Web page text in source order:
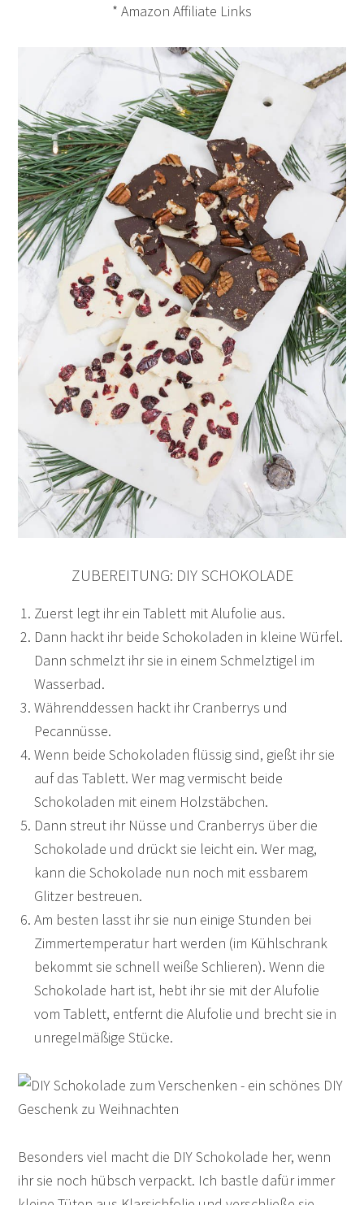
* Amazon Affiliate Links
ZUBEREITUNG: DIY SCHOKOLADE
Zuerst legt ihr ein Tablett mit Alufolie aus.
Dann hackt ihr beide Schokoladen in kleine Würfel.
Dann schmelzt ihr sie in einem Schmelztigel im
Wasserbad.
Währenddessen hackt ihr Cranberrys und
Pecannüsse.
Wenn beide Schokoladen flüssig sind, gießt ihr sie
auf das Tablett. Wer mag vermischt beide
Schokoladen mit einem Holzstäbchen.
Dann streut ihr Nüsse und Cranberrys über die
Schokolade und drückt sie leicht ein. Wer mag,
kann die Schokolade nun noch mit essbarem
Glitzer bestreuen.
Am besten lasst ihr sie nun einige Stunden bei
Zimmertemperatur hart werden (im Kühlschrank
bekommt sie schnell weiße Schlieren). Wenn die
Schokolade hart ist, hebt ihr sie mit der Alufolie
vom Tablett, entfernt die Alufolie und brecht sie in
unregelmäßige Stücke.
Besonders viel macht die DIY Schokolade her, wenn
ihr sie noch hübsch verpackt. Ich bastle dafür immer